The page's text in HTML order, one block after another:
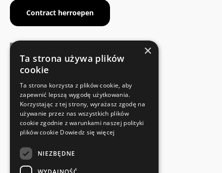
Contract herroepen
Voldoet aan de veiligheidsnormen
SNELLE EN EENVOUDIGE RETOUR
Retourservice
RECHTSTREEKS VAN DE FABRIKANT
Speciale kwaliteitscontrole
×
Ta strona używa plików
cookie
Ta strona korzysta z plików cookie, aby
zapewnić lepszą wygodę użytkowania.
Korzystając z tej strony, wyrażasz zgodę na
używanie przez nas wszystkich plików
cookie zgodnie z warunkami naszej polityki
plików cookie Dowiedz się więcej
NIEZBĘDNE